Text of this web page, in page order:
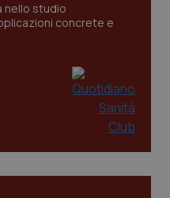
nello studio
concrete e